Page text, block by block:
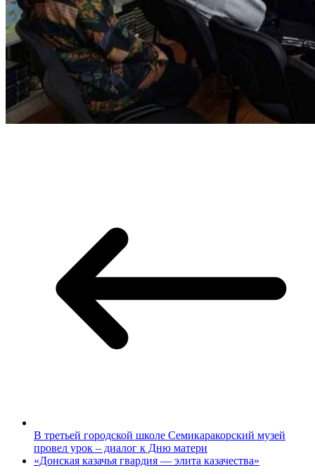
В третьей городской школе Семикаракорский музей
провел урок – диалог к Дню матери
«Донская казачья гвардия — элита казачества»